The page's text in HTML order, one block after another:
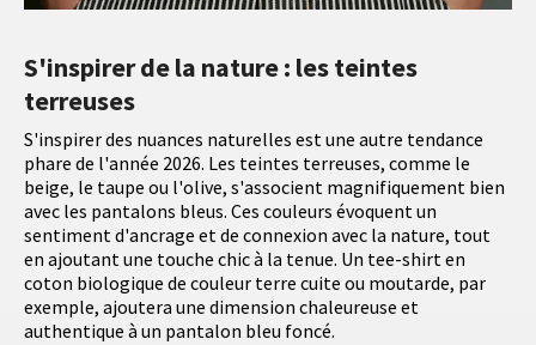
S'inspirer de la nature : les teintes
terreuses
S'inspirer des nuances naturelles est une autre tendance
phare de l'année 2026. Les teintes terreuses, comme le
beige, le taupe ou l'olive, s'associent magnifiquement bien
avec les pantalons bleus. Ces couleurs évoquent un
sentiment d'ancrage et de connexion avec la nature, tout
en ajoutant une touche chic à la tenue. Un tee-shirt en
coton biologique de couleur terre cuite ou moutarde, par
exemple, ajoutera une dimension chaleureuse et
authentique à un pantalon bleu foncé.